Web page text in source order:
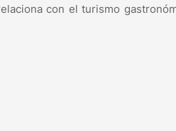
con el turismo